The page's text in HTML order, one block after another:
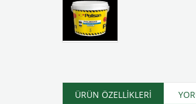
ÜRÜN ÖZELLIKLERI